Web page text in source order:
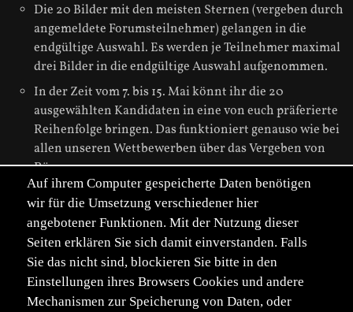
Die 20 Bilder mit den meisten Sternen (vergeben durch
angemeldete Forumsteilnehmer) gelangen in die
endgültige Auswahl. Es werden je Teilnehmer maximal
drei Bilder in die endgültige Auswahl aufgenommen.
In der Zeit vom 7. bis 15. Mai könnt ihr die 20
ausgewählten Kandidaten in eine von euch präferierte
Reihenfolge bringen. Das funktioniert genauso wie bei
allen unseren Wettbewerben über das Vergeben von
Rängen.
Ab dem 16. Mai stehen die Platzierungen fest und werden
angezeigt.
Viel Freude beim Ausprobieren und Umsetzen wünscht euch
Euer Adminteam
Auf ihrem Computer gespeicherte Daten benötigen
wir für die Umsetzung verschiedener hier
angebotener Funktionen. Mit der Nutzung dieser
Seiten erklären Sie sich damit einverstanden. Falls
Sie das nicht sind, blockieren Sie bitte in den
Einstellungen ihres Browsers Cookies und andere
Mechanismen zur Speicherung von Daten, oder